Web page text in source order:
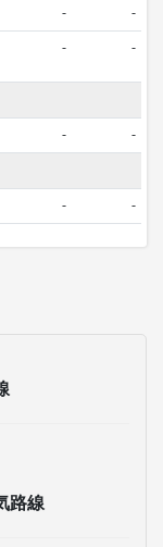
- -
- -
- -
- -
路線